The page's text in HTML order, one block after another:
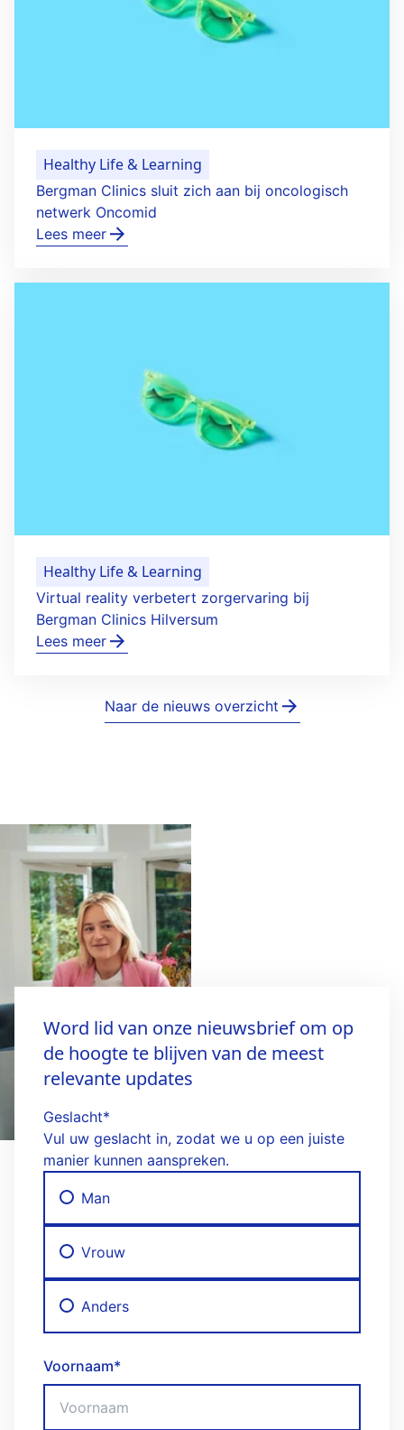
Healthy Life & Learning
Bergman Clinics sluit zich aan bij oncologisch
netwerk Oncomid
Lees meer
Healthy Life & Learning
Virtual reality verbetert zorgervaring bij
Bergman Clinics Hilversum
Lees meer
Naar de nieuws overzicht
Word lid van onze nieuwsbrief om op
de hoogte te blijven van de meest
relevante updates
Geslacht*
Vul uw geslacht in, zodat we u op een juiste
manier kunnen aanspreken.
Man
Vrouw
Anders
Voornaam*